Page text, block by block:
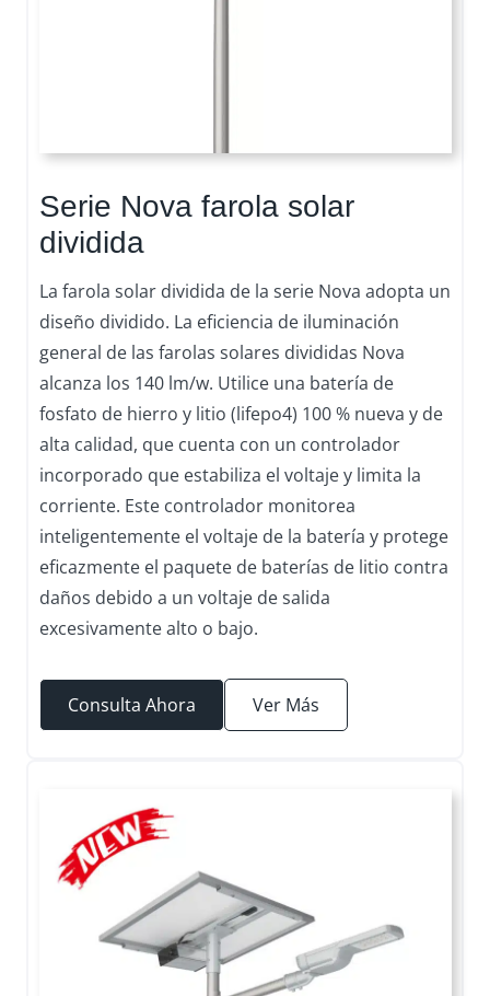
Serie Nova farola solar
dividida
La farola solar dividida de la serie Nova adopta un
diseño dividido. La eficiencia de iluminación
general de las farolas solares divididas Nova
alcanza los 140 lm/w. Utilice una batería de
fosfato de hierro y litio (lifepo4) 100 % nueva y de
alta calidad, que cuenta con un controlador
incorporado que estabiliza el voltaje y limita la
corriente. Este controlador monitorea
inteligentemente el voltaje de la batería y protege
eficazmente el paquete de baterías de litio contra
daños debido a un voltaje de salida
excesivamente alto o bajo.
Consulta Ahora Ver Más